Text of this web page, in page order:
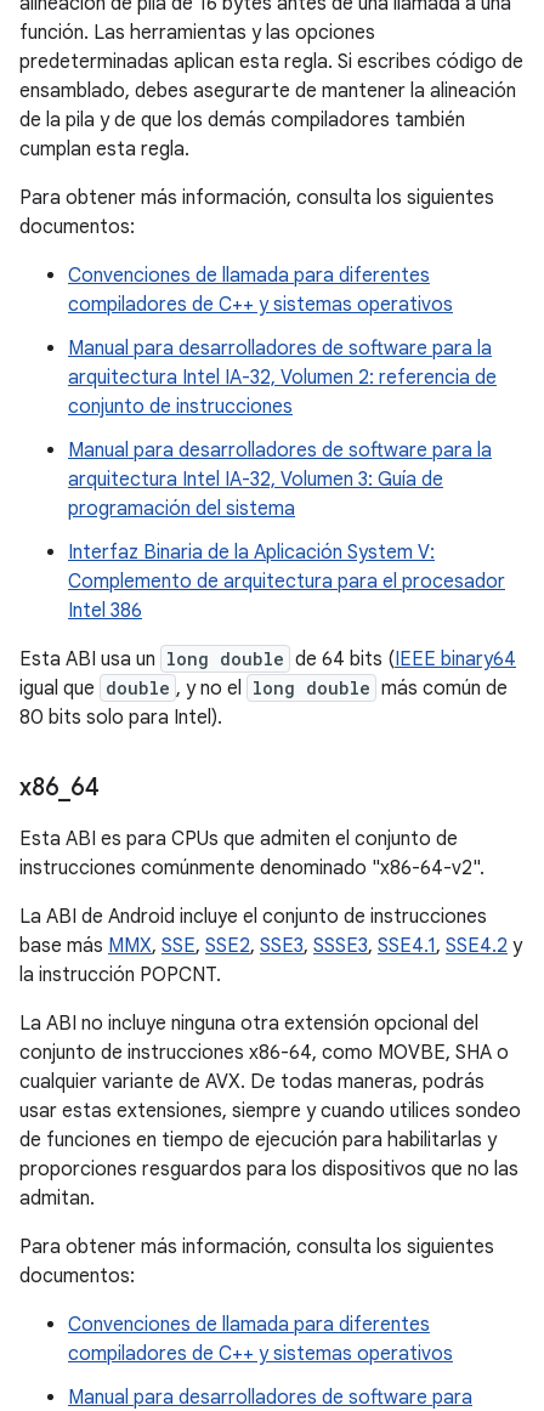
función. Las herramientas y las opciones
predeterminadas aplican esta regla. Si escribes código de
ensamblado, debes asegurarte de mantener la alineación
de la pila y de que los demás compiladores también
cumplan esta regla.
Para obtener más información, consulta los siguientes
documentos:
Convenciones de llamada para diferentes
compiladores de C++ y sistemas operativos
Manual para desarrolladores de software para la
arquitectura Intel IA-32, Volumen 2: referencia de
conjunto de instrucciones
Manual para desarrolladores de software para la
arquitectura Intel IA-32, Volumen 3: Guía de
programación del sistema
Interfaz Binaria de la Aplicación System V:
Complemento de arquitectura para el procesador
Intel 386
Esta ABI usa un long double de 64 bits (IEEE binary64
igual que double , y no el long double más común de
80 bits solo para Intel).
x86 64
Esta ABI es para CPUs que admiten el conjunto de
instrucciones comúnmente denominado "x86-64-v2".
La ABI de Android incluye el conjunto de instrucciones
base más MMX, SSE, SSE2, SSE3, SSSE3, SSE4.1, SSE4.2 y
la instrucción POPCNT.
La ABI no incluye ninguna otra extensión opcional del
conjunto de instrucciones x86-64, como MOVBE, SHA o
cualquier variante de AVX. De todas maneras, podrás
usar estas extensiones, siempre y cuando utilices sondeo
de funciones en tiempo de ejecución para habilitarlas y
proporciones resguardos para los dispositivos que no las
admitan.
Para obtener más información, consulta los siguientes
documentos:
Convenciones de llamada para diferentes
compiladores de C++ y sistemas operativos
Manual para desarrolladores de software para